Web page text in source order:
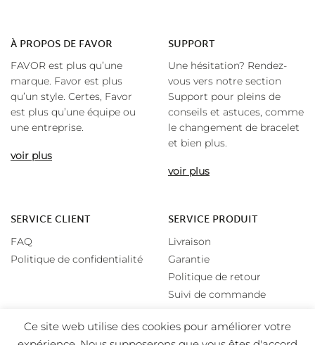
À PROPOS DE FAVOR
FAVOR est plus qu’une
marque. Favor est plus
qu’un style. Certes, Favor
est plus qu’une équipe ou
une entreprise.
voir plus
SUPPORT
Une hésitation? Rendez-
vous vers notre section
Support pour pleins de
conseils et astuces, comme
le changement de bracelet
et bien plus.
voir plus
SERVICE CLIENT
FAQ
Politique de confidentialité
SERVICE PRODUIT
Livraison
Garantie
Politique de retour
Suivi de commande
Ce site web utilise des cookies pour améliorer votre